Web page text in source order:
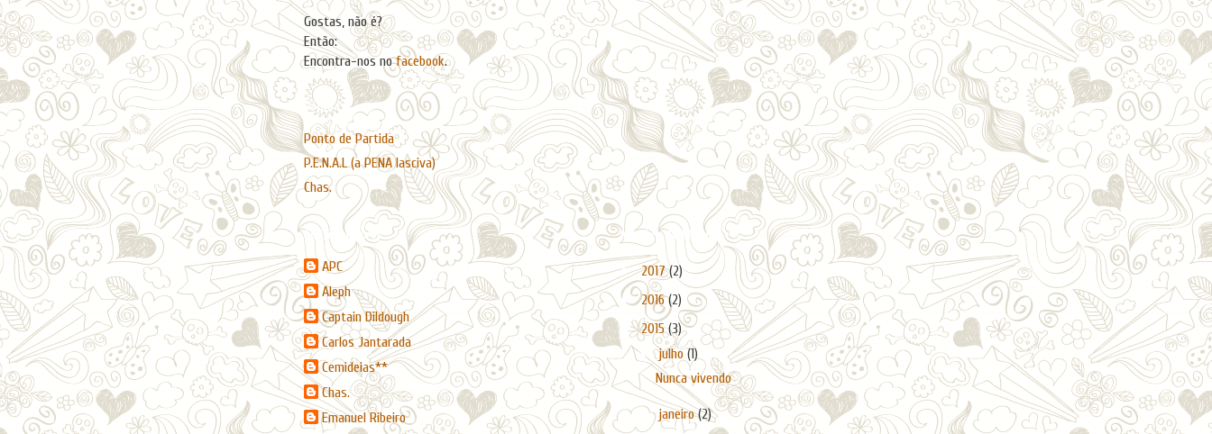
Gostas, não é?
Então:
Encontra-nos nofacebook.
Páginas
Ponto de Partida
P.E.N.A.L (a PENA lasciva)
Chas.
Contribuidores
APC
Aleph
Captain Dildough
Carlos Jantarada
Cemideias**
Chas.
Emanuel Ribeiro
Arquivo do blogue
►2017(2)
►2016(2)
▼2015(3)
▼julho(1)
Nunca vivendo
► janeiro(2)